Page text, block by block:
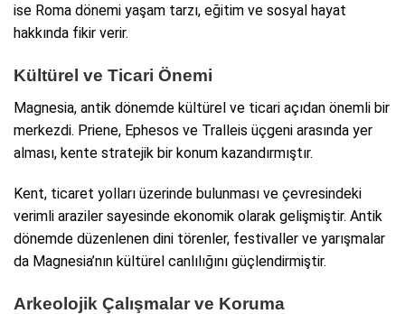
ise Roma dönemi yaşam tarzı, eğitim ve sosyal hayat
hakkında fikir verir.
Kültürel ve Ticari Önemi
Magnesia, antik dönemde kültürel ve ticari açıdan önemli bir
merkezdi. Priene, Ephesos ve Tralleis üçgeni arasında yer
alması, kente stratejik bir konum kazandırmıştır.
Kent, ticaret yolları üzerinde bulunması ve çevresindeki
verimli araziler sayesinde ekonomik olarak gelişmiştir. Antik
dönemde düzenlenen dini törenler, festivaller ve yarışmalar
da Magnesia’nın kültürel canlılığını güçlendirmiştir.
Arkeolojik Çalışmalar ve Koruma